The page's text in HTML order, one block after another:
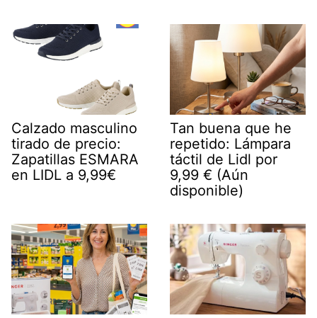
Calzado masculino
tirado de precio:
Zapatillas ESMARA
en LIDL a 9,99€
Tan buena que he
repetido: Lámpara
táctil de Lidl por
9,99 € (Aún
disponible)